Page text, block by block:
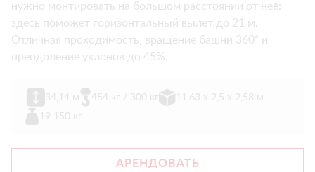
нужно монтировать на большом расстоянии от неё:
здесь поможет горизонтальный вылет до 21 м.
Отличная проходимость, вращение башни 360° и
преодоление уклонов до 45%.
34,14 м 454 кг / 300 кг
11,63 х 2,5 х 2,58 м
19 150 кг
АРЕНДОВАТЬ